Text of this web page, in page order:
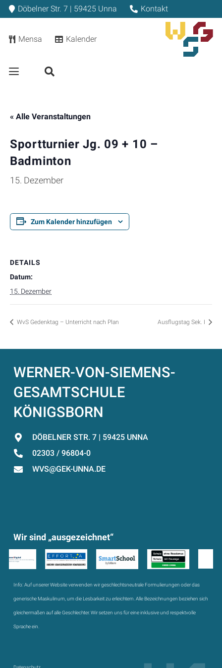
Döbelner Str. 7 | 59425 Unna Kontakt
Mensa Kalender
« Alle Veranstaltungen
Sportturnier Jg. 09 + 10 –
Badminton
15. Dezember
Zum Kalender hinzufügen
DETAILS
Datum:
15. Dezember
WvS Gedenktag – Unterricht nach Plan Ausflugstag Sek. I
WERNER-VON-SIEMENS-
GESAMTSCHULE
KÖNIGSBORN
DÖBELNER STR. 7 | 59425 UNNA
02303 / 96804-0
WVS@GEK-UNNA.DE
Wir sind „ausgezeichnet“
Info:Auf unserer Website verwenden wir geschlechtsneutrale Formulierungen oder das
generische Maskulinum, um die Lesbarkeit zu erleichtern. Alle Bezeichnungen beziehen sich
gleichermaßen auf alle Geschlechter. Wir setzen uns für eine inklusive und respektvolle
Sprache ein.